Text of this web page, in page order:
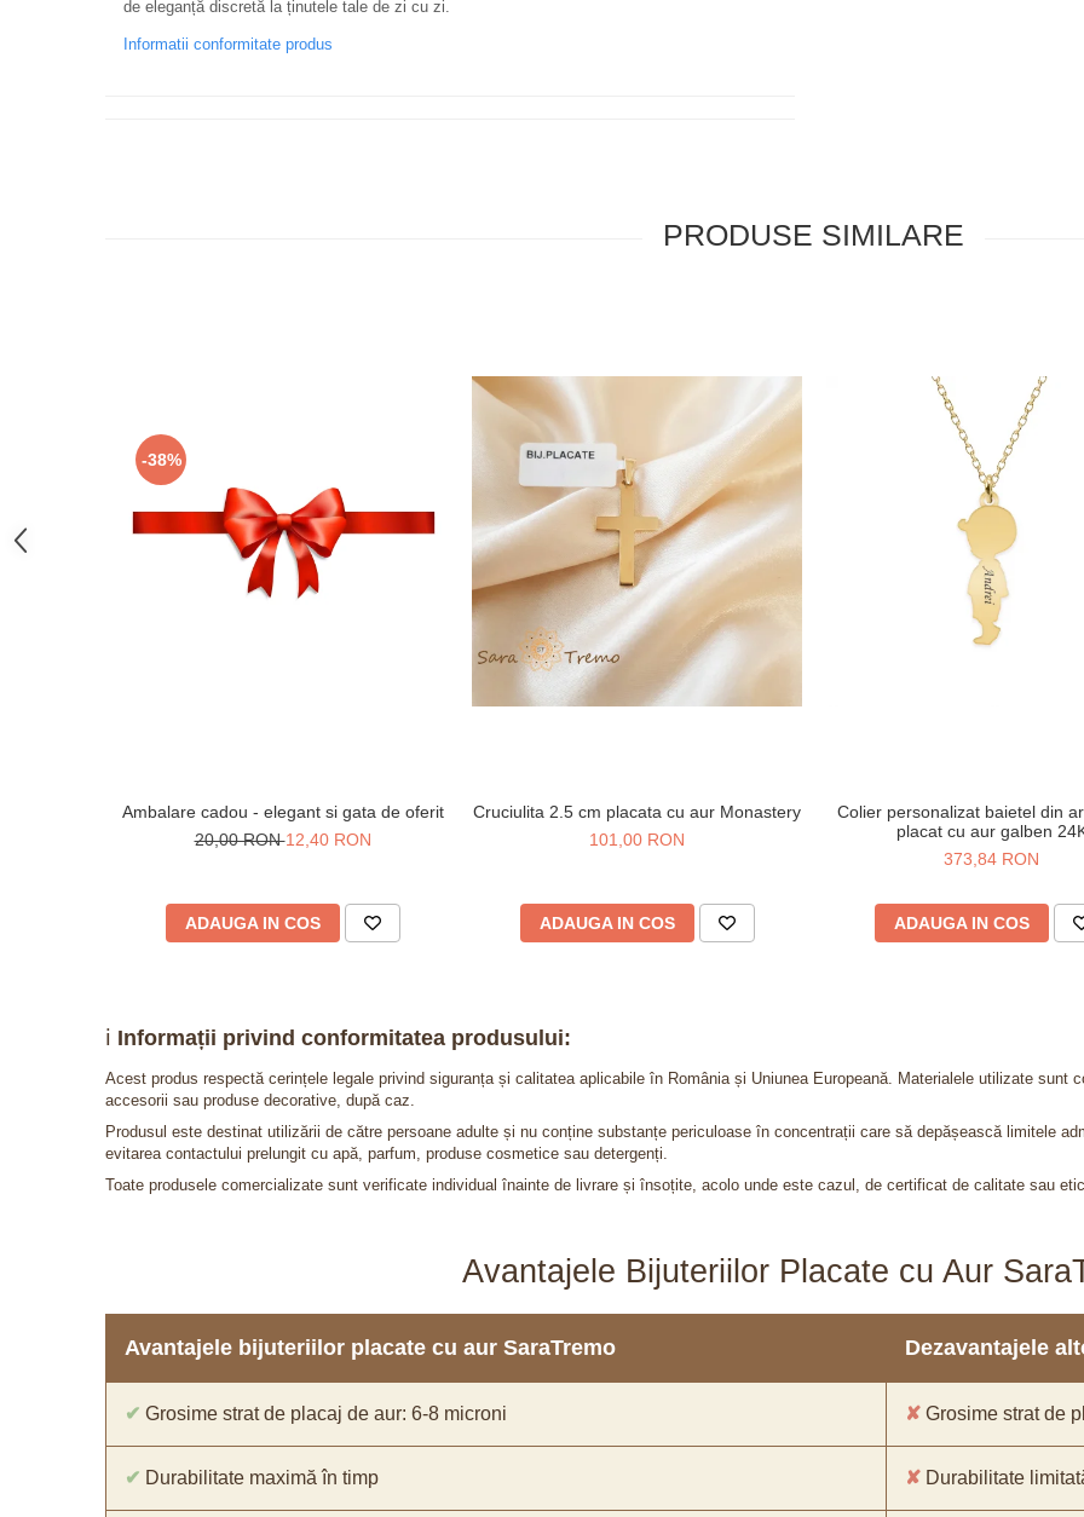
de eleganță discretă la ținutele tale de zi cu zi.
Informatii conformitate produs
PRODUSE SIMILARE
-38%
Ambalare cadou - elegant si gata de oferit
20,00 RON12,40 RON
ADAUGA IN COS
Cruciulita 2.5 cm placata cu aur Monastery
101,00 RON
ADAUGA IN COS
Colier personalizat baietel din
placat cu aur galben
373,84 RON
ADAUGA IN COS
ℹ️ Informații privind conformitatea produsului:
Acest produs respectă cerințele legale privind siguranța și calitatea aplicabile în România și Uniunea Europeană. Materialele utilizate sunt
accesorii sau produse decorative, după caz.
Produsul este destinat utilizării de către persoane adulte și nu conține substanțe periculoase în concentrații care să depășească limitele
evitarea contactului prelungit cu apă, parfum, produse cosmetice sau detergenți.
Toate produsele comercializate sunt verificate individual înainte de livrare și însoțite, acolo unde este cazul, de certificat de calitate sau
Avantajele Bijuteriilor Placate cu Aur
Avantajele bijuteriilor placate cu aur SaraTremo Dezavantajele
✔ Grosime strat de placaj de aur: 6-8 microni ✘ Grosime strat de
✔ Durabilitate maximă în timp ✘ Durabilitate